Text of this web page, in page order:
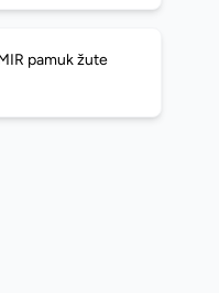
pamuk žute